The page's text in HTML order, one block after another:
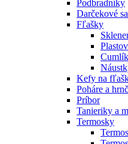
Podbradníky
Darčekové
Fľašky
Kefy na
Poháre a
Príbor
Tanieriky a
Termosky